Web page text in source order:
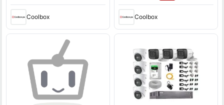
Coolbox Coolbox